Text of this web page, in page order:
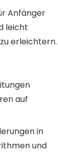
Anfänger
leicht
erleichtern.
auf
in
und